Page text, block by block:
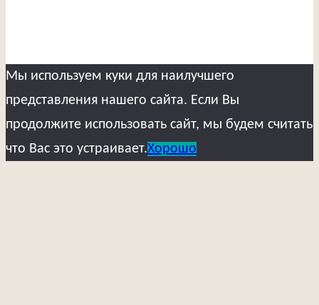
Мы используем куки для наилучшего
представления нашего сайта. Если Вы
продолжите использовать сайт, мы будем считать
что Вас это устраивает.Хорошо